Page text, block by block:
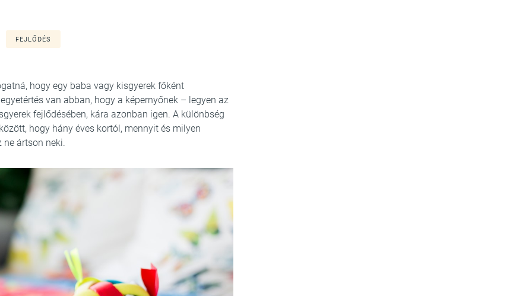
FEJLŐDÉS
hogy egy baba vagy kisgyerek főként
van abban, hogy a képernyőnek – legyen az
fejlődésében, kára azonban igen. A különbség
hogy hány éves kortól, mennyit és milyen
ártson neki.